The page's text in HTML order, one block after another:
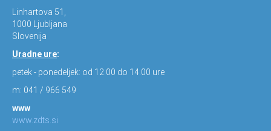
Linhartova 51,
1000 Ljubljana
Slovenija
Uradne ure:
petek - ponedeljek: od 12.00 do 14.00 ure
m: 041 / 966 549
www
www.zdts.si